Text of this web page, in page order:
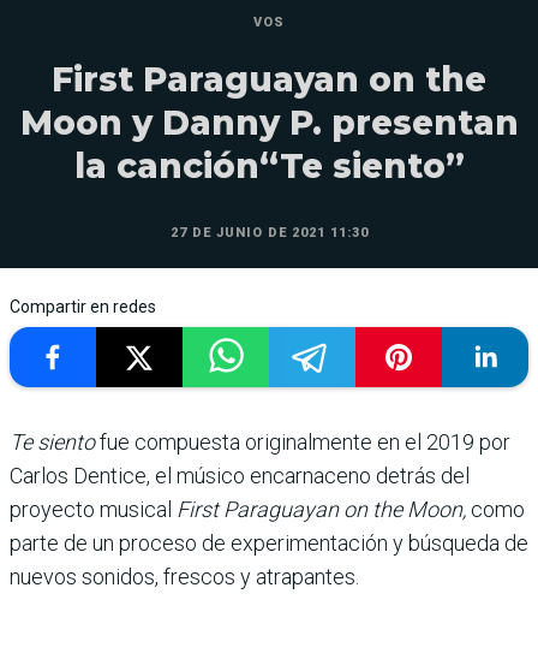
VOS
First Paraguayan on the
Moon y Danny P. presentan
la canción“Te siento”
27 DE JUNIO DE 2021 11:30
Compartir en redes
Te sientofue compuesta originalmente en el 2019 por
Carlos Dentice, el músico encarnaceno detrás del
proyecto musical First Paraguayan on the Moon, como
parte de un proceso de experimentación y búsqueda de
nuevos sonidos, frescos y atrapantes.